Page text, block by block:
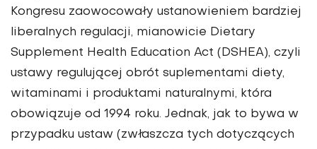
Kongresu zaowocowały ustanowieniem bardziej
liberalnych regulacji, mianowicie Dietary
Supplement Health Education Act (DSHEA), czyli
ustawy regulującej obrót suplementami diety,
witaminami i produktami naturalnymi, która
obowiązuje od 1994 roku. Jednak, jak to bywa w
przypadku ustaw (zwłaszcza tych dotyczących